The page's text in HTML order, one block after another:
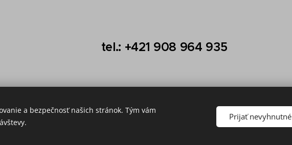
tel.: +421 908 964 935
Cookies
a bezpečnosť našich stránok. Tým vám
Prijať nevyhnutné